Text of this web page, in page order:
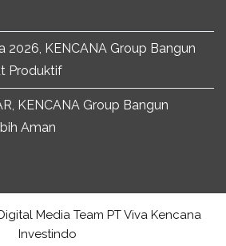
2026, KENCANA Group Bangun
Produktif
KENCANA Group Bangun
Aman
Media Team PT Viva Kencana
Investindo